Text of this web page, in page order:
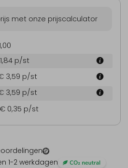
1-2 werkdagen
met onze prijscalculator
p/st
3,59 p/st
3,59 p/st
0,35 p/st